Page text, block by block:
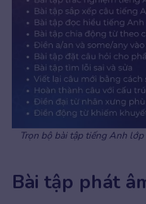
Trọn bộ bài tập tiếng Anh
Bài tập phát